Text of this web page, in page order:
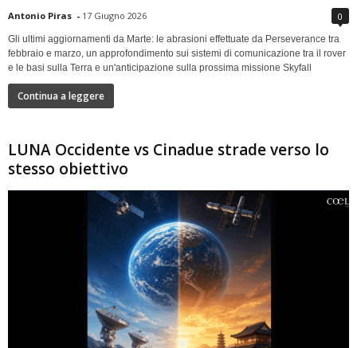
Antonio Piras - 17 Giugno 2026 0
Gli ultimi aggiornamenti da Marte: le abrasioni effettuate da Perseverance tra
febbraio e marzo, un approfondimento sui sistemi di comunicazione tra il rover
e le basi sulla Terra e un'anticipazione sulla prossima missione Skyfall
Continua a leggere
LUNA Occidente vs Cinadue strade verso lo
stesso obiettivo